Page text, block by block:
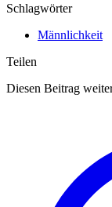
Schlagwörter
Männlichkeit
Teilen
Diesen Beitrag